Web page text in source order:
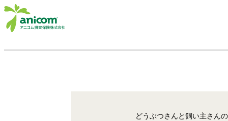
どうぶつさんと飼い主さん